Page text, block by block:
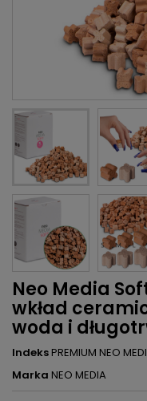
Neo Media
wkład
woda i
IndeksPREMIUM NEO
Marka NEO MEDIA